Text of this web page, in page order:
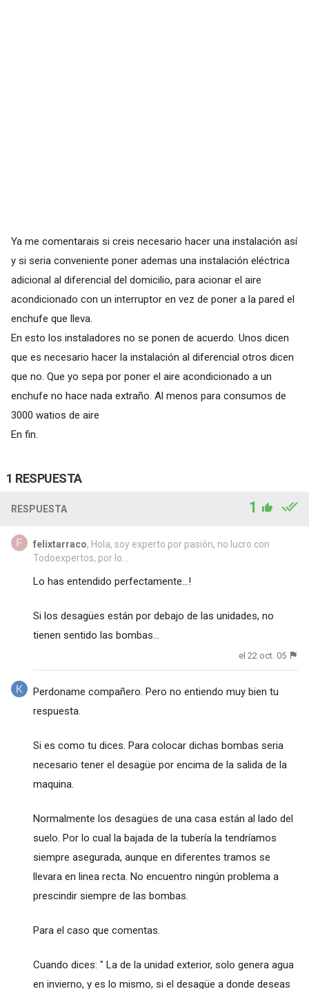
Ya me comentarais si creis necesario hacer una instalación así
y si seria conveniente poner ademas una instalación eléctrica
adicional al diferencial del domicilio, para acionar el aire
acondicionado con un interruptor en vez de poner a la pared el
enchufe que lleva.
En esto los instaladores no se ponen de acuerdo. Unos dicen
que es necesario hacer la instalación al diferencial otros dicen
que no. Que yo sepa por poner el aire acondicionado a un
enchufe no hace nada extraño. Al menos para consumos de
3000 watios de aire
En fin.
1 RESPUESTA
RESPUESTA 1
felixtarraco, Hola, soy experto por pasión, no lucro con
Todoexpertos, por lo...
Lo has entendido perfectamente...!
Si los desagües están por debajo de las unidades, no
tienen sentido las bombas...
el 22 oct. 05
Perdoname compañero. Pero no entiendo muy bien tu
respuesta.
Si es como tu dices. Para colocar dichas bombas seria
necesario tener el desagüe por encima de la salida de la
maquina.
Normalmente los desagües de una casa están al lado del
suelo. Por lo cual la bajada de la tubería la tendríamos
siempre asegurada, aunque en diferentes tramos se
llevara en linea recta. No encuentro ningún problema a
prescindir siempre de las bombas.
Para el caso que comentas.
Cuando dices: " La de la unidad exterior, solo genera agua
en invierno, y es lo mismo, si el desagüe a donde deseas